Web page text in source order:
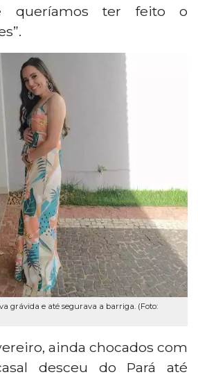
queríamos ter feito o
grávida e até segurava a barriga. (Foto:
ainda chocados com
desceu do Pará até